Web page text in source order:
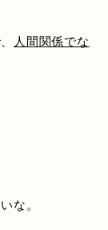
人間関係でな
な。